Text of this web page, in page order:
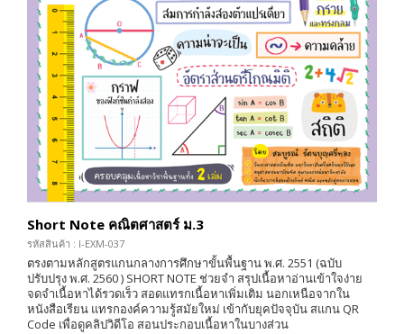
Short Note คณิตศาสตร์ ม.3
รหัสสินค้า : I-EXM-037
ตรงตามหลักสูตรแกนกลางการศึกษาขั้นพื้นฐาน พ.ศ. 2551 (ฉบับ
ปรับปรุง พ.ศ. 2560 ) SHORT NOTE ช่วยจำ สรุปเนื้อหาอ่านเข้าใจง่าย
จดจำเนื้อหาได้รวดเร็ว สอดแทรกเนื้อหาเพิ่มเติม นอกเหนือจากใน
หนังสือเรียน แทรกองค์ความรู้สมัยใหม่ เข้ากับยุคปัจจุบัน สแกน QR
Code เพื่อดูคลิปวิดีโอ สอนประกอบเนื้อหาในบางส่วน